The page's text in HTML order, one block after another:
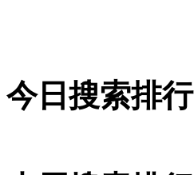
今日搜索排行